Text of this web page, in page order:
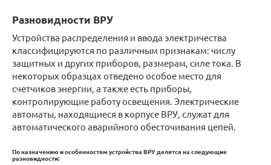
Разновидности ВРУ
Устройства распределения и ввода электричества
классифицируются по различным признакам: числу
защитных и других приборов, размерам, силе тока. В
некоторых образцах отведено особое место для
счетчиков энергии, а также есть приборы,
контролирующие работу освещения. Электрические
автоматы, находящиеся в корпусе ВРУ, служат для
автоматического аварийного обесточивания цепей.
По назначению и особенностям устройства ВРУ делятся на следующие
разновидности: